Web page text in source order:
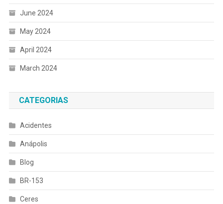
June 2024
May 2024
April 2024
March 2024
CATEGORIAS
Acidentes
Anápolis
Blog
BR-153
Ceres